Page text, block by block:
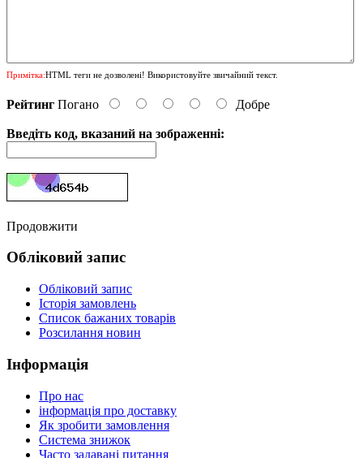
Примітка:HTML теги не дозволені! Використовуйте звичайний текст.
Рейтинг Погано Добре
Введіть код, вказаний на зображенні:
Продовжити
Обліковий запис
Обліковий запис
Історія замовлень
Список бажаних товарів
Розсилання новин
Інформація
Про нас
інформація про доставку
Як зробити замовлення
Система знижок
Часто задавані питання